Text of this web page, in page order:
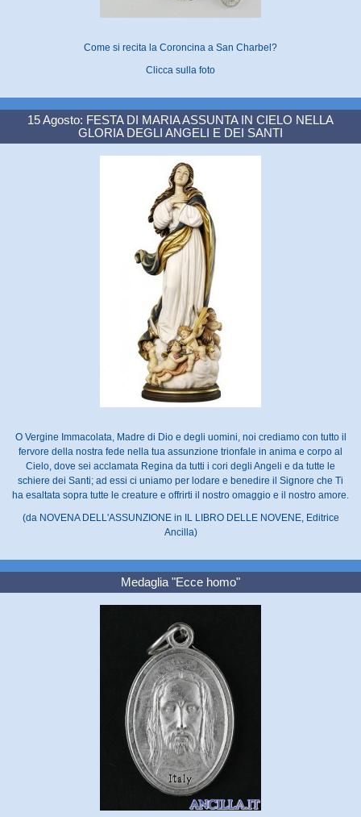
Come si recita la Coroncina a San Charbel?
Clicca sulla foto
15 Agosto: FESTA DI MARIA ASSUNTA IN CIELO NELLA
GLORIA DEGLI ANGELI E DEI SANTI
O Vergine Immacolata, Madre di Dio e degli uomini, noi crediamo con tutto il
fervore della nostra fede nella tua assunzione trionfale in anima e corpo al
Cielo, dove sei acclamata Regina da tutti i cori degli Angeli e da tutte le
schiere dei Santi; ad essi ci uniamo per lodare e benedire il Signore che Ti
ha esaltata sopra tutte le creature e offrirti il nostro omaggio e il nostro amore.
(da NOVENA DELL'ASSUNZIONE in IL LIBRO DELLE NOVENE, Editrice
Ancilla)
Medaglia "Ecce homo"